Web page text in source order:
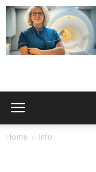
Home Info